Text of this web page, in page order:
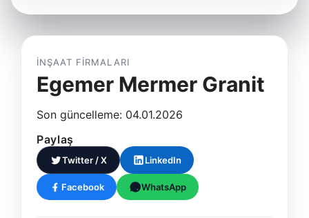
İNŞAAT FIRMALARI
Egemer Mermer Granit
Son güncelleme: 04.01.2026
Paylaş
Twitter / X LinkedIn
Facebook WhatsApp